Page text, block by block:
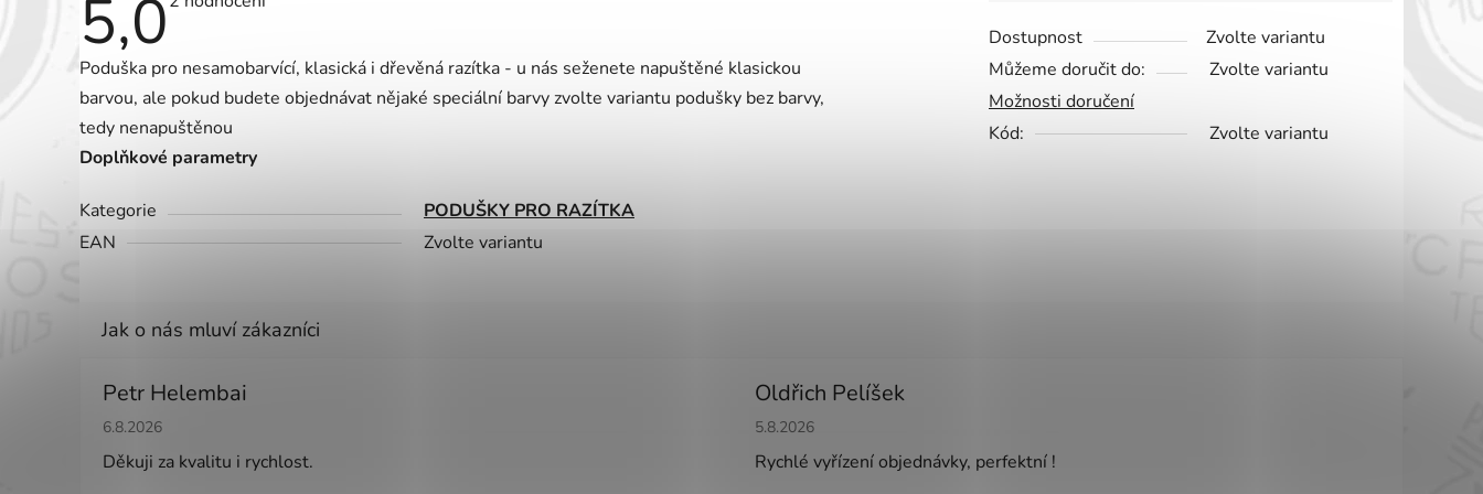
Dostupnost
Zvolte variantu
Můžeme doručit do:
Zvolte variantu
Možnosti doručení
Kód:
Zvolte variantu
5,0
5,0
5
hvězdiček.
Poduška pro nesamobarvící, klasická i dřevěná razítka - u nás seženete napuštěné klasickou
barvou, ale pokud budete objednávat nějaké speciální barvy zvolte variantu podušky bez barvy,
tedy nenapuštěnou
Doplňkové parametry
Kategorie
PODUŠKY PRO RAZÍTKA
EAN
Zvolte variantu
Petr Helembai
Hodnocení obchodu je 5 z 5 hvězdiček.
6.8.2026
Děkuji za kvalitu i rychlost.
Oldřich Pelíšek
Hodnocení obchodu je 5 z 5 hvězdiček.
5.8.2026
Rychlé vyřízení objednávky, perfektní !